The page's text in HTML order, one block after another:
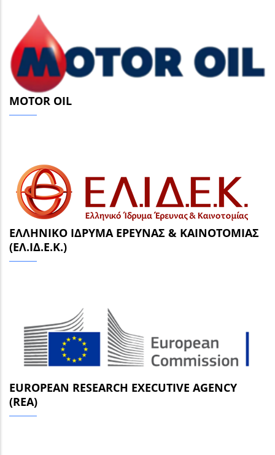
MOTOR OIL
ΕΛΛΗΝΙΚΌ ΊΔΡΥΜΑ ΈΡΕΥΝΑΣ & ΚΑΙΝΟΤΟΜΊΑΣ
(ΕΛ.ΙΔ.Ε.Κ.)
EUROPEAN RESEARCH EXECUTIVE AGENCY
(REA)